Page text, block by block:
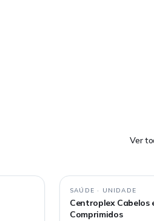
Ver
SAÚDE · UNIDADE
Centroplex Cabelos
Comprimidos